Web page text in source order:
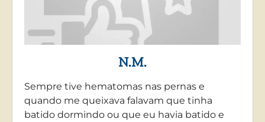
N.M.
Sempre tive hematomas nas pernas e
quando me queixava falavam que tinha
batido dormindo ou que eu havia batido e